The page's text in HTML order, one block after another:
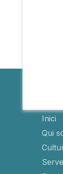
Inici
Qui